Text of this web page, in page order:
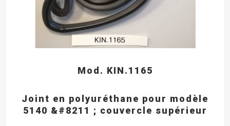
Mod. KIN.1165
Joint en polyuréthane pour modèle
5140 &#8211 ; couvercle supérieur